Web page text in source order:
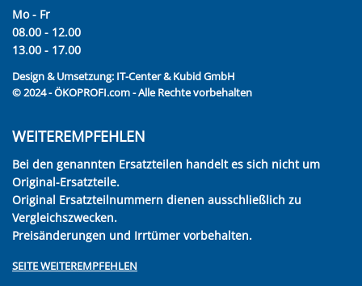
Mo - Fr
08.00 - 12.00
13.00 - 17.00
Design & Umsetzung: IT-Center & Kubid GmbH
© 2024 - ÖKOPROFI.com - Alle Rechte vorbehalten
WEITEREMPFEHLEN
Bei den genannten Ersatzteilen handelt es sich nicht um
Original-Ersatzteile.
Original Ersatzteilnummern dienen ausschließlich zu
Vergleichszwecken.
Preisänderungen und Irrtümer vorbehalten.
SEITE WEITEREMPFEHLEN